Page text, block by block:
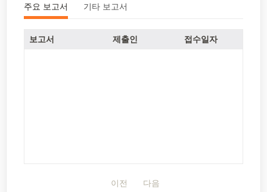
주요 보고서 기타 보고서
보고서 제출인 접수일자
이전 다음